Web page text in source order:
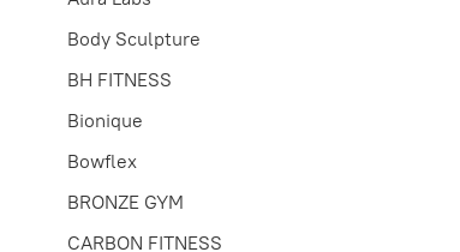
Body Sculpture
BH FITNESS
Bionique
Bowflex
BRONZE GYM
CARBON FITNESS